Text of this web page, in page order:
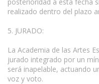
realizado dentro del plazo
5. JURADO:
La Academia de las Artes
jurado integrado por un
será inapelable, actuando
voz y voto.